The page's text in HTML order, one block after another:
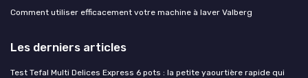
Comment utiliser efficacement votre machine à laver Valberg
Les derniers articles
Test Tefal Multi Delices Express 6 pots : la petite yaourtière rapide qui